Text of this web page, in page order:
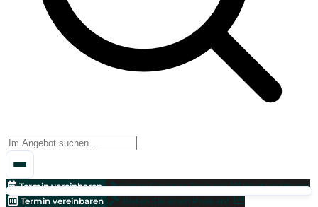
Termin vereinbaren Bieten Sie einen Preis an!
Wertschätzung
Termin vereinbaren
Bieten Sie einen Preis an!